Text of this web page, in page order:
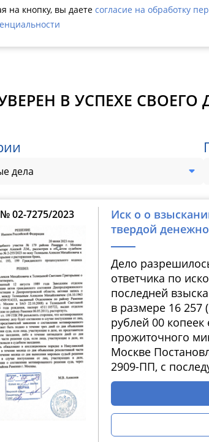
на кнопку, вы даете согласие на обработку
В УСПЕХЕ
дела
02-7275/2023
Иск о о
твердой
Дело
ответчика по
последней
в размере 16 257
рублей 00 копеек
прожиточного
Москве
2909-ПП, с